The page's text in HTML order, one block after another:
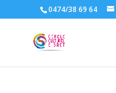
0474/38 69 64